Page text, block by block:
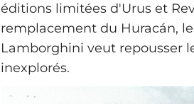
éditions limitées d'Urus et
remplacement du Huracán,
Lamborghini veut repousser
inexplorés.